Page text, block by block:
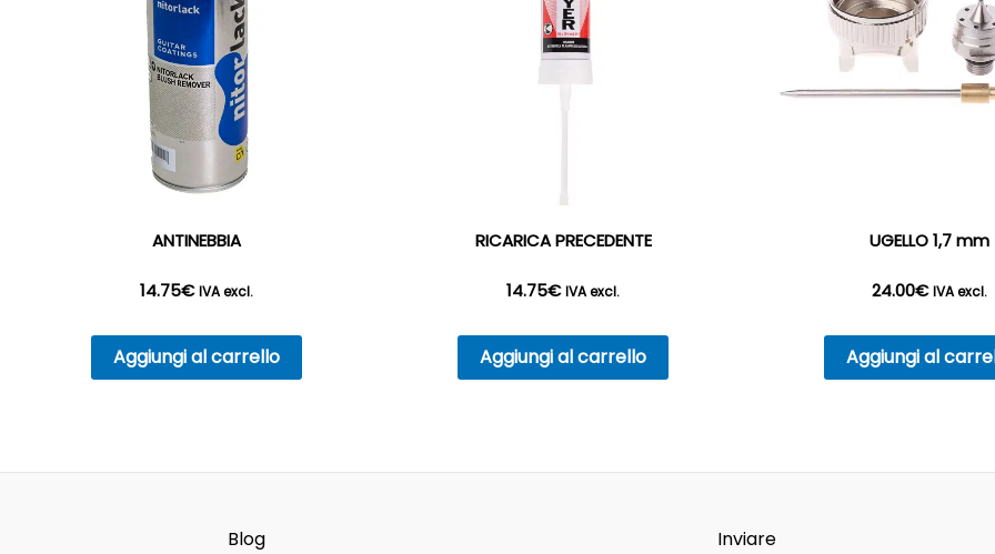
ANTINEBBIA
14.75€ IVA excl.
Aggiungi al carrello
RICARICA PRECEDENTE
14.75€ IVA excl.
Aggiungi al carrello
UGELLO 1,7 mm
24.00€ IVA excl.
Aggiungi al
Blog Inviare